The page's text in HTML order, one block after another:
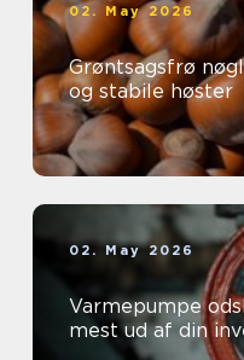
02. May 2026
Grøntsagsfrø nøglen til sunde afgrøder
og stabile høster
02. May 2026
Varmepumpe odsherred
mest ud af din